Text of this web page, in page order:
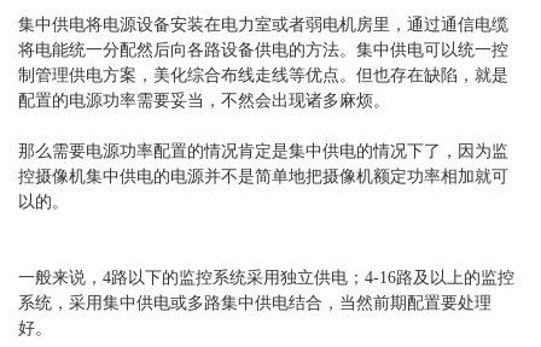
集中供电将电源设备安装在电力室或者弱电机房里，通过通信电缆
将电能统一分配然后向各路设备供电的方法。集中供电可以统一控
制管理供电方案，美化综合布线走线等优点。但也存在缺陷，就是
配置的电源功率需要妥当，不然会出现诸多麻烦。
那么需要电源功率配置的情况肯定是集中供电的情况下了，因为监
控摄像机集中供电的电源并不是简单地把摄像机额定功率相加就可
以的。
一般来说，4路以下的监控系统采用独立供电；4-16路及以上的监控
系统，采用集中供电或多路集中供电结合，当然前期配置要处理
好。